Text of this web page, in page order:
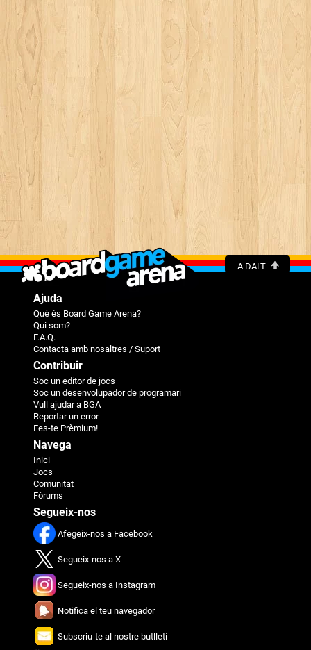
A DALT
Ajuda
Què és Board Game Arena?
Qui som?
F.A.Q.
Contacta amb nosaltres / Suport
Contribuir
Soc un editor de jocs
Soc un desenvolupador de programari
Vull ajudar a BGA
Reportar un error
Fes-te Prèmium!
Navega
Inici
Jocs
Comunitat
Fòrums
Segueix-nos
Afegeix-nos a Facebook
Segueix-nos a X
Segueix-nos a Instagram
Notifica el teu navegador
Subscriu-te al nostre butlletí